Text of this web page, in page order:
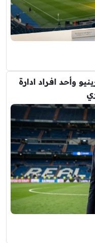
وأحد افراد ادارة